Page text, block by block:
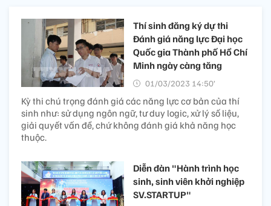
Thí sinh đăng ký dự thi
Đánh giá năng lực Đại học
Quốc gia Thành phố Hồ Chí
Minh ngày càng tăng
01/03/2023 14:50’
Kỳ thi chú trọng đánh giá các năng lực cơ bản của thí
sinh như: sử dụng ngôn ngữ, tư duy logic, xử lý số liệu,
giải quyết vấn đề, chứ không đánh giá khả năng học
thuộc.
Diễn đàn "Hành trình học
sinh, sinh viên khởi nghiệp
SV.STARTUP"